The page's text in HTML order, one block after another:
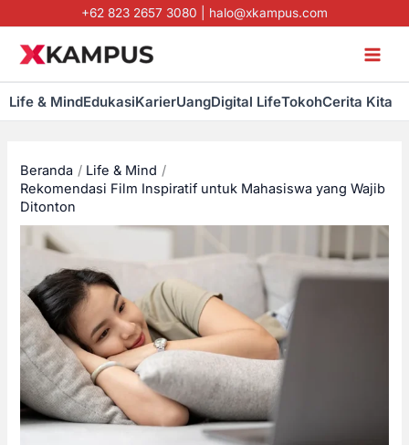
ke
konten
+62 823 2657 3080 halo@xkampus.com
Life & MindEdukasiKarierUangDigital LifeTokohCerita Kita
Beranda
Life & Mind
Rekomendasi Film Inspiratif untuk Mahasiswa yang Wajib
Ditonton